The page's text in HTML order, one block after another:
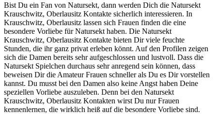
Bist Du ein Fan von Natursekt, dann werden Dich die Natursekt
Krauschwitz, Oberlausitz Kontakte sicherlich interessieren. In
Krauschwitz, Oberlausitz lassen sich Frauen finden die eine
besondere Vorliebe für Natursekt haben. Die Natursekt
Krauschwitz, Oberlausitz Kontakte bieten Dir viele feuchte
Stunden, die ihr ganz privat erleben könnt. Auf den Profilen zeigen
sich die Damen bereits sehr aufgeschlossen und lustvoll. Dass die
Natursekt Spielchen durchaus sehr anregend sein können, dass
beweisen Dir die Amateur Frauen schneller als Du es Dir vorstellen
kannst. Du musst bei den Damen also keine Angst haben Deine
speziellen Vorliebe auszuleben. Denn bei den Natursekt
Krauschwitz, Oberlausitz Kontakten wirst Du nur Frauen
kennenlernen, die wirklich heiß auf die besondere Vorliebe sind.